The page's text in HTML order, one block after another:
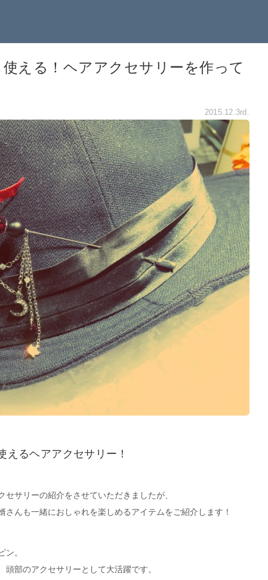
える！ヘアアクセサリーを作って
2015.12.3rd.
えるヘアアクセサリー！
サリーの紹介をさせていただきましたが、
んも一緒におしゃれを楽しめるアイテムをご紹介します！
。
部のアクセサリーとして大活躍です。